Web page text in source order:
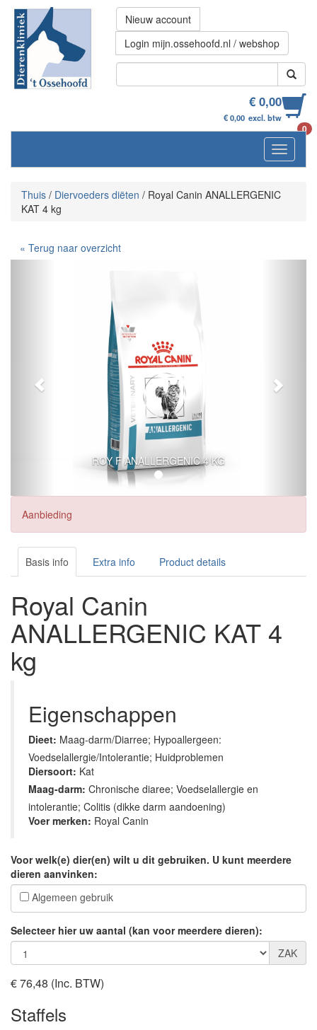
Nieuw account
Login mijn.ossehoofd.nl / webshop
€ 0,00
€ 0,00 excl. btw
0
Thuis / Diervoeders diëten / Royal Canin ANALLERGENIC
KAT 4 kg
« Terug naar overzicht
ROY F ANALLERGENIC 4 KG
Aanbieding
Basis info Extra info Product details
Royal Canin
ANALLERGENIC KAT 4
kg
Eigenschappen
Dieet: Maag-darm/Diarree; Hypoallergeen:
Voedselallergie/Intolerantie; Huidproblemen
Diersoort: Kat
Maag-darm: Chronische diaree; Voedselallergie en
intolerantie; Colitis (dikke darm aandoening)
Voer merken: Royal Canin
Voor welk(e) dier(en) wilt u dit gebruiken. U kunt meerdere
dieren aanvinken:
Algemeen gebruik
Selecteer hier uw aantal (kan voor meerdere dieren):
ZAK
€ 76,48 (Inc. BTW)
Staffels